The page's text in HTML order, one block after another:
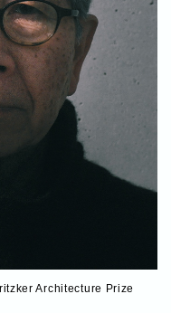
Architecture Prize